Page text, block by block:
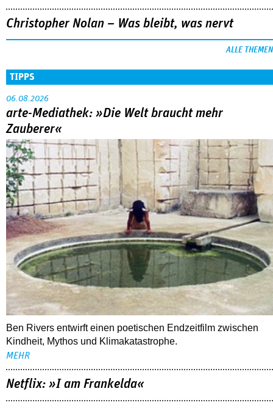
Christopher Nolan – Was bleibt, was nervt
ALLE THEMEN
TIPPS
06.08.2026
arte-Mediathek: »Die Welt braucht mehr
Zauberer«
Ben Rivers entwirft einen poetischen Endzeitfilm zwischen
Kindheit, Mythos und Klimakatastrophe.
MEHR
Netflix: »I am Frankelda«